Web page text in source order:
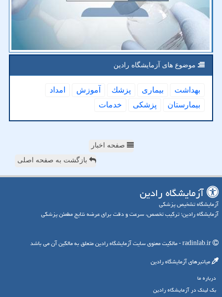
موضوع های آزمایشگاه رادین
بهداشت بیماری پزشك آموزش
امداد
بیمارستان
پزشكی خدمات
صفحه اخبار
بازگشت به صفحه اصلی
آزمایشگاه رادین
آزمایشگاه تشخیص پزشکی
آزمایشگاه رادین؛ ترکیب تخصص، سرعت و دقت برای عرضه نتایج مطمئن پزشکی
میانبرهای آزمایشگاه رادین
درباره ما
بک لینک در آزمایشگاه رادین